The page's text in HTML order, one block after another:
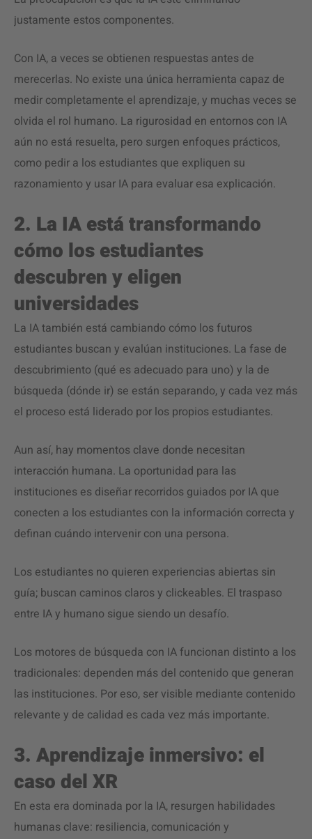
justamente estos componentes.
Con IA, a veces se obtienen respuestas antes de
merecerlas. No existe una única herramienta capaz de
medir completamente el aprendizaje, y muchas veces se
olvida el rol humano. La rigurosidad en entornos con IA
aún no está resuelta, pero surgen enfoques prácticos,
como pedir a los estudiantes que expliquen su
razonamiento y usar IA para evaluar esa explicación.
2. La IA está transformando
cómo los estudiantes
descubren y eligen
universidades
La IA también está cambiando cómo los futuros
estudiantes buscan y evalúan instituciones. La fase de
descubrimiento (qué es adecuado para uno) y la de
búsqueda (dónde ir) se están separando, y cada vez más
el proceso está liderado por los propios estudiantes.
Aun así, hay momentos clave donde necesitan
interacción humana. La oportunidad para las
instituciones es diseñar recorridos guiados por IA que
conecten a los estudiantes con la información correcta y
definan cuándo intervenir con una persona.
Los estudiantes no quieren experiencias abiertas sin
guía; buscan caminos claros y clickeables. El traspaso
entre IA y humano sigue siendo un desafío.
Los motores de búsqueda con IA funcionan distinto a los
tradicionales: dependen más del contenido que generan
las instituciones. Por eso, ser visible mediante contenido
relevante y de calidad es cada vez más importante.
3. Aprendizaje inmersivo: el
caso del XR
En esta era dominada por la IA, resurgen habilidades
humanas clave: resiliencia, comunicación y